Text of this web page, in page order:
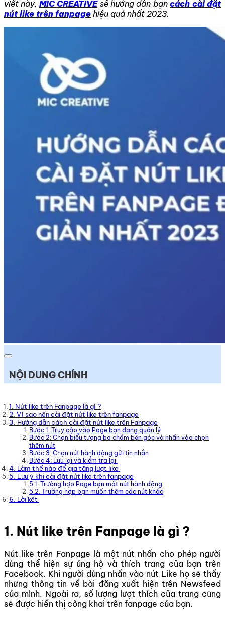
viết này, MIC CREATIVEsẽ hướng dẫn bạncách cài đặt
nút like trên fanpage hiệu quả nhất 2023.
NỘI DUNG CHÍNH
1. Nút like trên Fanpage là gì ?
2. Vì sao nên cài đặt nút like trên fanpage
3. Hướng dẫn cách cài đặt nút like trên Fanpage
Bước 1: Truy cập vào Page bạn đang quản lý
Bước 2: Chọn biểu tượng ba chấm bên góc và nhấn vào chọn
thêm nút
Bước 3: Chọn nút hành động gửi tin nhắn
Bước 4: Lưu lại và kiểm tra lại
4. Làm thế nào để gia tăng lượt like
5. Lưu ý khi cài đặt nút like trên fanpage
5.1. Trường hợp Page bạn mất nút hành động
5.2. Trường hợp bạn muốn thêm các nút khác
6. Lời kết
1. Nút like trên Fanpage là gì ?
Nút like trên Fanpage là một nút nhấn cho phép người
dùng thể hiện sự ủng hộ và thích trang của bạn trên
Facebook. Khi người dùng nhấn vào nút Like họ sẽ thấy
những thông tin về bài đăng xuất hiện trên Newsfeed
của mình. Ngoài ra, số lượng lượt thích của trang cũng
sẽ được hiển thị công khai trên fanpage của bạn.